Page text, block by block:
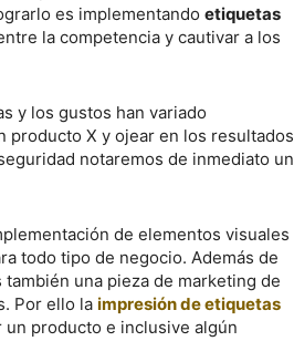
es implementando etiquetas
la competencia y cautivar a los
y los gustos han variado
producto X y ojear en los resultados
notaremos de inmediato un
de elementos visuales
todo tipo de negocio. Además de
una pieza de marketing de
Por ello la impresión de etiquetas
producto e inclusive algún